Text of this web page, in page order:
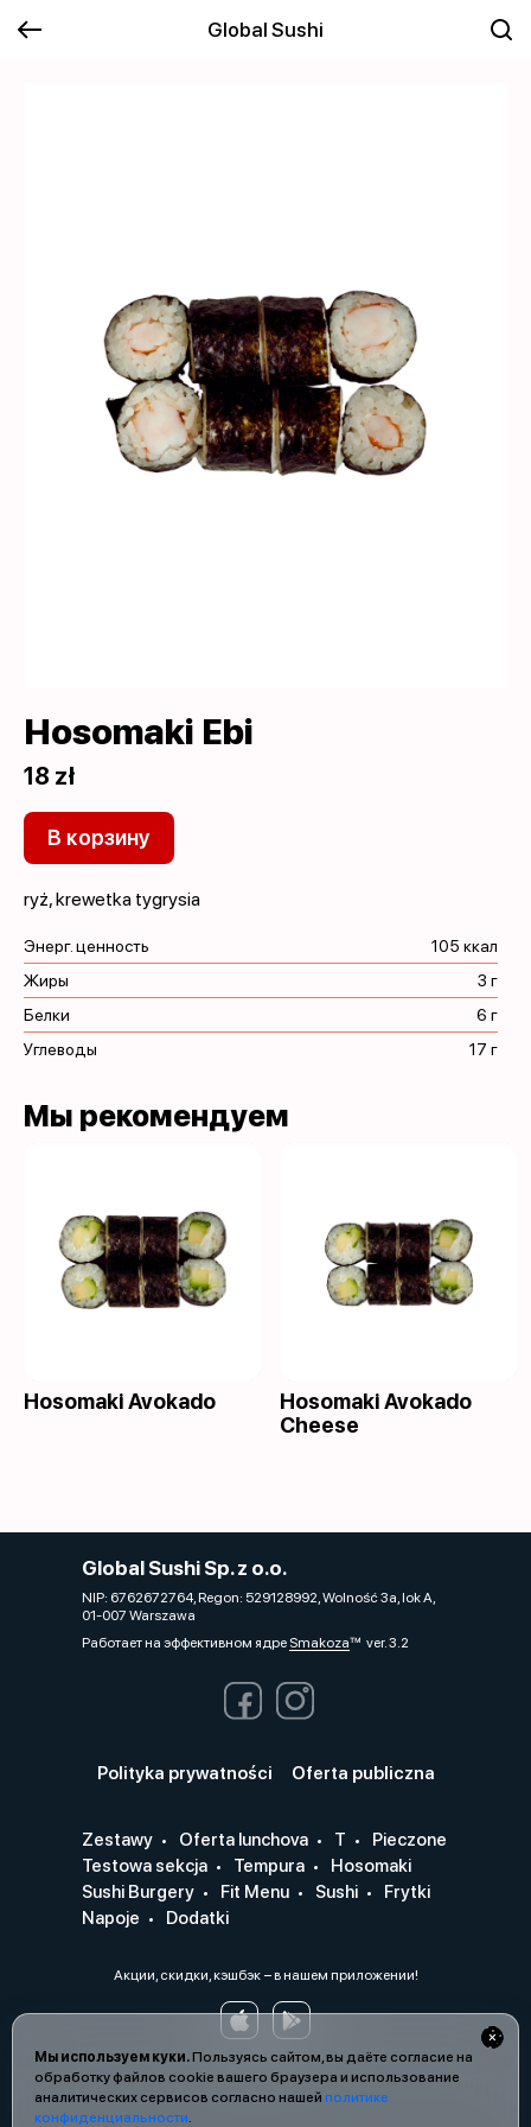
Global Sushi
Мы используем куки.Пользуясь сайтом, вы даёте согласие на
обработку файлов cookie вашего браузера и использование
аналитических сервисов согласно нашей политике
конфиденциальности.
Hosomaki Ebi
18 zł
В корзину
ryż, krewetka tygrysia
Энерг. ценность
105 ккал
Жиры
3 г
Белки
6 г
Углеводы
17 г
Мы рекомендуем
Hosomaki Avokado
Hosomaki Avokado
Cheese
Global Sushi Sp. z o.o.
NIP: 6762672764, Regon: 529128992, Wolność 3a, lok A,
01-007 Warszawa
Работает на эффективном ядре Smakozaver. 3.2
Polityka prywatności Oferta publiczna
Zestawy Oferta lunchova T
Pieczone
Testowa sekcja
Tempura
Hosomaki
Sushi Burgery
Fit Menu Sushi
Frytki
Napoje
Dodatki
Акции, скидки, кэшбэк − в нашем приложении!